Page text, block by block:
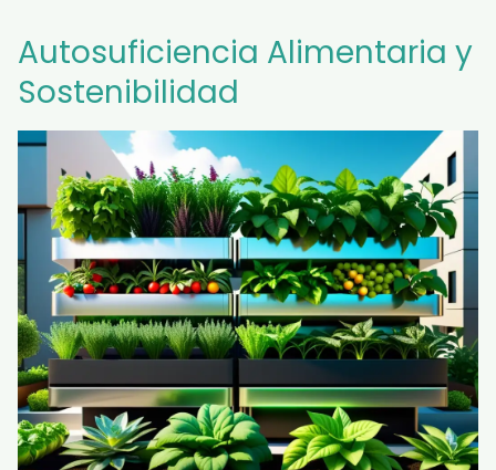
Autosuficiencia Alimentaria y
Sostenibilidad